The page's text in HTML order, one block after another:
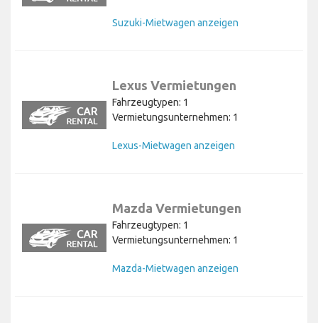
Suzuki-Mietwagen anzeigen
Lexus Vermietungen
Fahrzeugtypen: 1
Vermietungsunternehmen: 1
Lexus-Mietwagen anzeigen
Mazda Vermietungen
Fahrzeugtypen: 1
Vermietungsunternehmen: 1
Mazda-Mietwagen anzeigen